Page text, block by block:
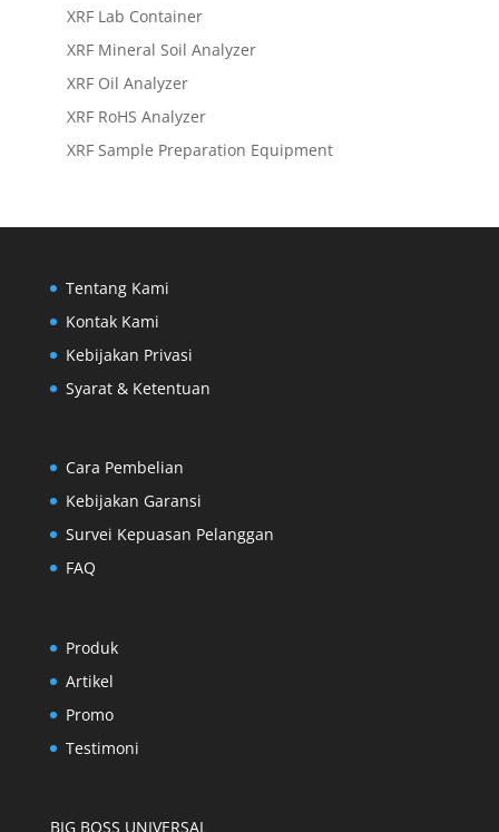
XRF Lab Container
XRF Mineral Soil Analyzer
XRF Oil Analyzer
XRF RoHS Analyzer
XRF Sample Preparation Equipment
Tentang Kami
Kontak Kami
Kebijakan Privasi
Syarat & Ketentuan
Cara Pembelian
Kebijakan Garansi
Survei Kepuasan Pelanggan
FAQ
Produk
Artikel
Promo
Testimoni
BIG BOSS UNIVERSAL